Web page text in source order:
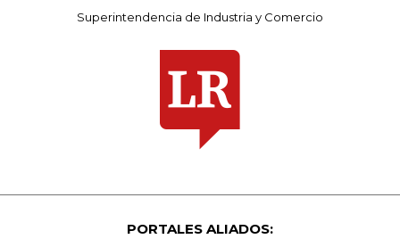
Superintendencia de Industria y Comercio
PORTALES ALIADOS: